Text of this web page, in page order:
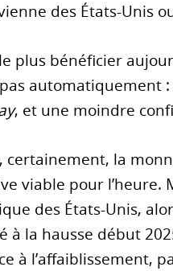
des États-Unis
plus bénéficier
automatiquement
, et une moindre
certainement, la
viable pour l’heure.
des États-Unis,
à la hausse début
à l’affaiblissement,